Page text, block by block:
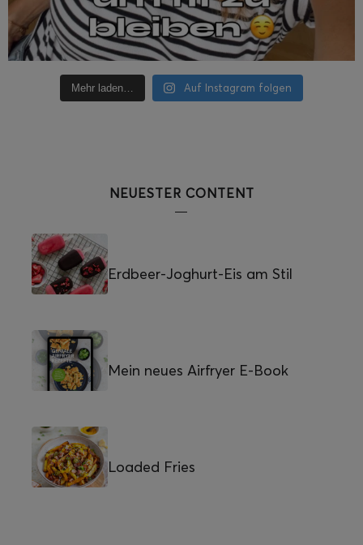
Mehr laden… Auf Instagram folgen
NEUESTER CONTENT
Erdbeer-Joghurt-Eis am Stil
Mein neues Airfryer E-Book
Loaded Fries